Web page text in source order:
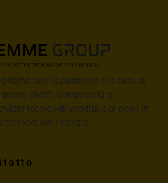
con la passione e la cura di
clienti la regolarità e
tecnico di vendita e di posa in
per l’edilizia